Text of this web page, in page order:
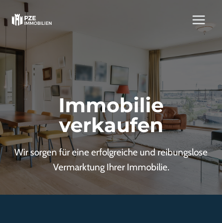
Inhalt
Immobilie
verkaufen
Wir sorgen für eine erfolgreiche und reibungslose
Vermarktung Ihrer Immobilie.